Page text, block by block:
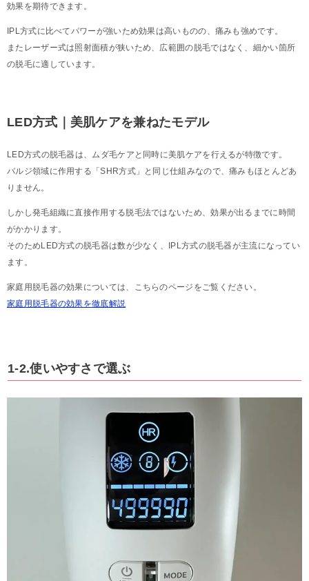
効果を期待できます。
IPL方式に比べてパワーが強いため効果は高いものの、痛みも強めです。
またレーザー式は照射面積が狭いため、広範囲の脱毛ではなく、細かい箇所
の脱毛に適しています。
LED方式｜美肌ケアを兼ねたモデル
LED方式の脱毛器は、ムダ毛ケアと同時に美肌ケアを行えるが特徴です。
バルジ領域に作用する「SHR方式」と同じ仕組みなので、痛みもほとんどあ
りません。
しかし発毛組織に直接作用する脱毛法ではないため、効果が出るまでに時間
がかかります。
そのためLED方式の脱毛器は数が少なく、IPL方式の脱毛器が主流になってい
ます。
家庭用脱毛器の効果については、こちらのページをご覧ください。
家庭用脱毛器の効果を徹底解説
1-2.使いやすさで選ぶ